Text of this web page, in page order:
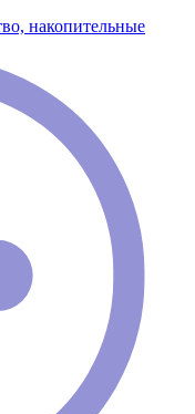
накопительные